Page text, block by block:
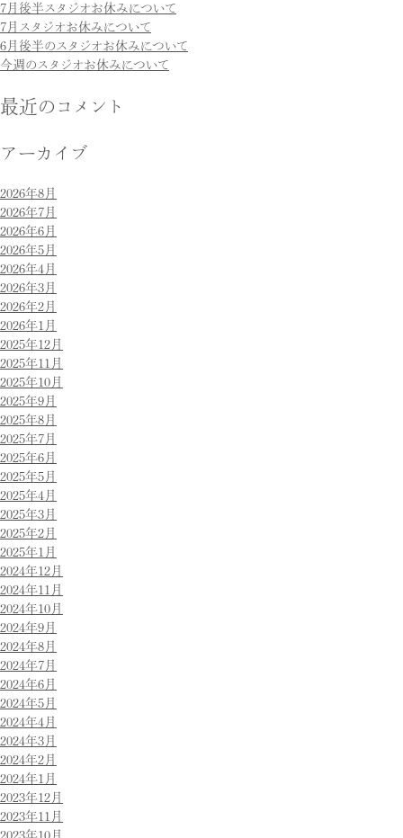
7月後半スタジオお休みについて
7月スタジオお休みについて
6月後半のスタジオお休みについて
今週のスタジオお休みについて
最近のコメント
アーカイブ
2026年8月
2026年7月
2026年6月
2026年5月
2026年4月
2026年3月
2026年2月
2026年1月
2025年12月
2025年11月
2025年10月
2025年9月
2025年8月
2025年7月
2025年6月
2025年5月
2025年4月
2025年3月
2025年2月
2025年1月
2024年12月
2024年11月
2024年10月
2024年9月
2024年8月
2024年7月
2024年6月
2024年5月
2024年4月
2024年3月
2024年2月
2024年1月
2023年12月
2023年11月